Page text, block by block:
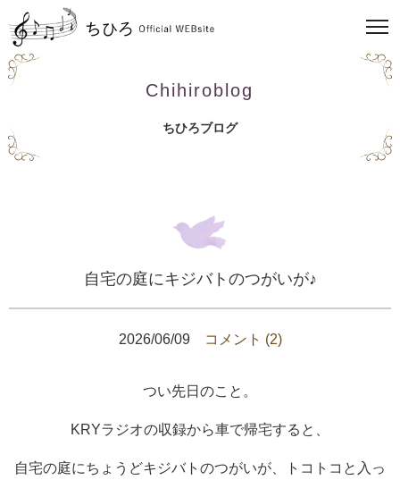
Chihiroblog
ちひろブログ
自宅の庭にキジバトのつがいが♪
2026/06/09 コメント (2)
つい先日のこと。
KRYラジオの収録から車で帰宅すると、
自宅の庭にちょうどキジバトのつがいが、トコトコと入っ